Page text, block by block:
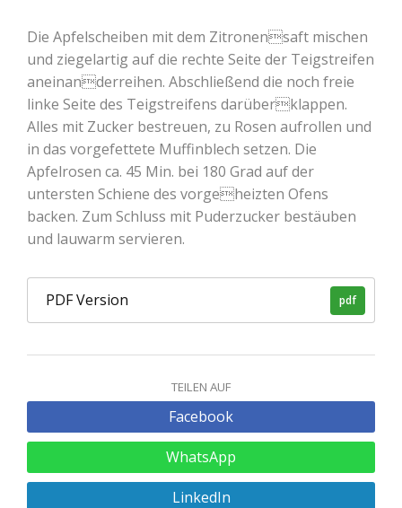
Die Apfelscheiben mit dem Zitronensaft mischen
und ziegelartig auf die rechte Seite der Teigstreifen
aneinanderreihen. Abschließend die noch freie
linke Seite des Teigstreifens darüberklappen.
Alles mit Zucker bestreuen, zu Rosen aufrollen und
in das vorgefettete Muffinblech setzen. Die
Apfelrosen ca. 45 Min. bei 180 Grad auf der
untersten Schiene des vorgeheizten Ofens
backen. Zum Schluss mit Puderzucker bestäuben
und lauwarm servieren.
pdf
PDF Version
TEILEN AUF
Facebook
WhatsApp
LinkedIn